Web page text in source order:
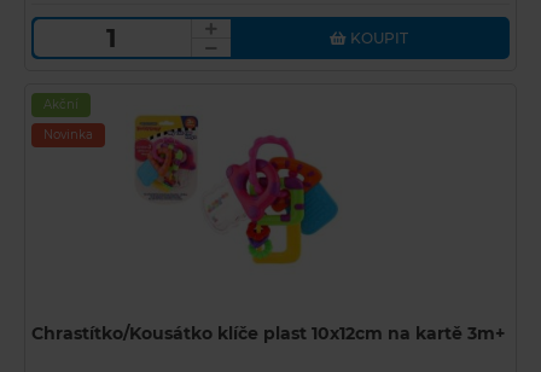
KOUPIT
Akční
Novinka
Chrastítko/Kousátko klíče plast 10x12cm na kartě 3m+